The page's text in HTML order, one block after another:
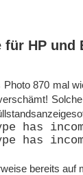
HP und
870 mal
has
has
bereits auf